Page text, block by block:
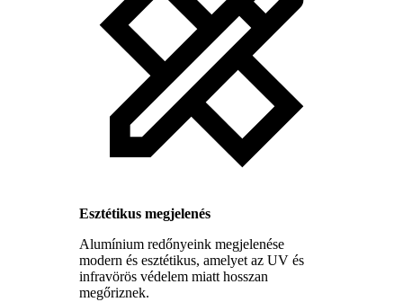
Esztétikus megjelenés
Alumínium redőnyeink megjelenése
modern és esztétikus, amelyet az UV és
infravörös védelem miatt hosszan
megőriznek.